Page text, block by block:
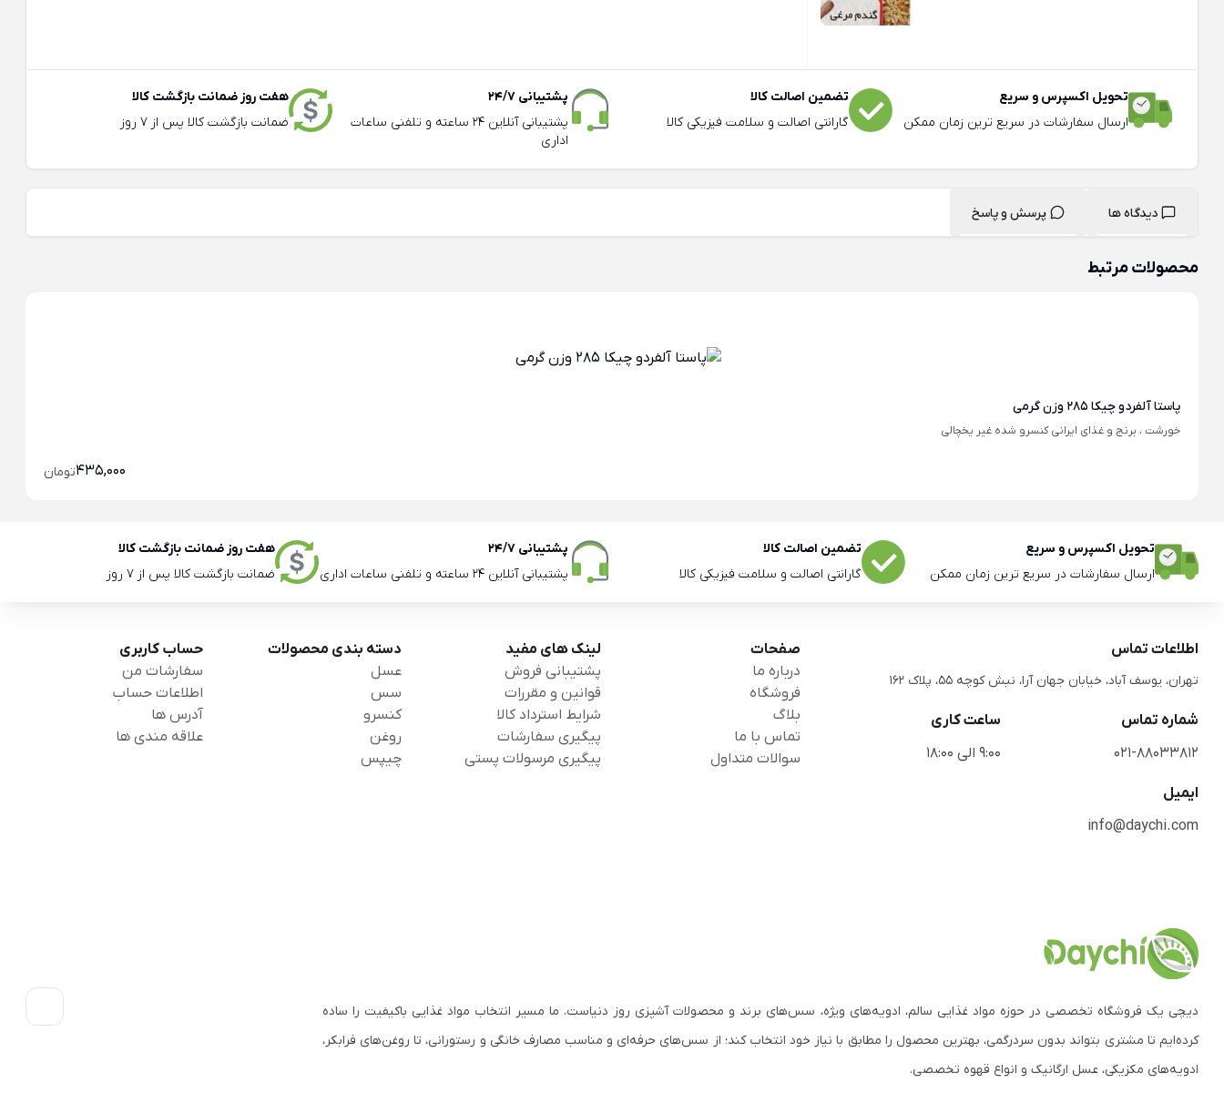
تحویل اکسپرس و سریع
ارسال سفارشات در سریع ترین زمان ممکن
تضمین اصالت کالا
گارانتی اصالت و سلامت فیزیکی کالا
پشتیبانی 24/7
پشتیبانی آنلاین 24 ساعته و تلفنی ساعات
اداری
هفت روز ضمانت بازگشت کالا
ضمانت بازگشت کالا پس از 7 روز
دیدگاه ها پرسش و پاسخ
محصولات مرتبط
پاستا آلفردو چیکا 285 وزن گرمی
خورشت ، برنج و غذای ایرانی کنسرو شده غیر یخچالی
435,000تومان
تحویل اکسپرس و سریع
ارسال سفارشات در سریع ترین زمان ممکن
تضمین اصالت کالا
گارانتی اصالت و سلامت فیزیکی کالا
پشتیبانی 24/7
پشتیبانی آنلاین 24 ساعته و تلفنی ساعات اداری
هفت روز ضمانت بازگشت کالا
ضمانت بازگشت کالا پس از 7 روز
اطلاعات تماس
تهران، یوسف آباد، خیابان جهان آرا، نبش کوچه 55، پلاک 162
شماره تماس
021-88033812
ساعت کاری
9:00 الی 18:00
ایمیل
info@daychi.com
صفحات
درباره ما
فروشگاه
بلاگ
تماس با ما
سوالات متداول
لینک های مفید
پشتیبانی فروش
قوانین و مقررات
شرایط استرداد کالا
پیگیری سفارشات
پیگیری مرسولات پستی
دسته بندی محصولات
عسل
سس
کنسرو
روغن
چیپس
حساب کاربری
سفارشات من
اطلاعات حساب
آدرس ها
علاقه مندی ها
دیچی یک فروشگاه تخصصی در حوزه مواد غذایی سالم، ادویه‌های ویژه، سس‌های برند و محصولات آشپزی روز دنیاست. ما مسیر انتخاب مواد غذایی باکیفیت را ساده
کرده‌ایم تا مشتری بتواند بدون سردرگمی، بهترین محصول را مطابق با نیاز خود انتخاب کند؛ از سس‌های حرفه‌ای و مناسب مصارف خانگی و رستورانی، تا روغن‌های فرابکر،
ادویه‌های مکزیکی، عسل ارگانیک و انواع قهوه تخصصی.